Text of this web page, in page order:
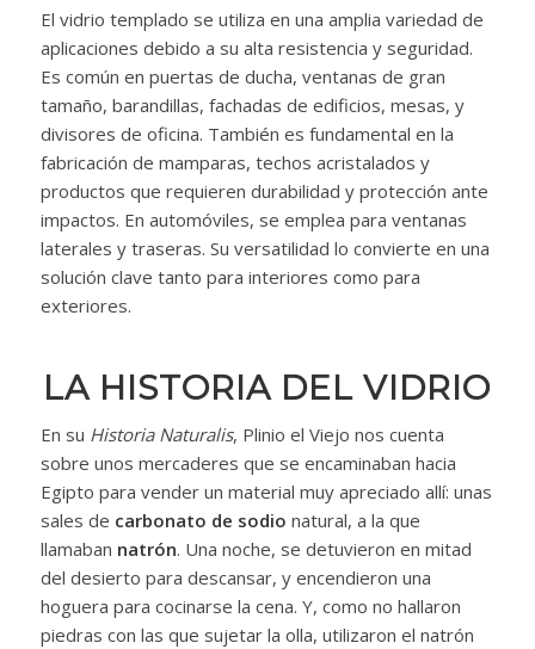
El vidrio templado se utiliza en una amplia variedad de
aplicaciones debido a su alta resistencia y seguridad.
Es común en puertas de ducha, ventanas de gran
tamaño, barandillas, fachadas de edificios, mesas, y
divisores de oficina. También es fundamental en la
fabricación de mamparas, techos acristalados y
productos que requieren durabilidad y protección ante
impactos. En automóviles, se emplea para ventanas
laterales y traseras. Su versatilidad lo convierte en una
solución clave tanto para interiores como para
exteriores.
LA HISTORIA DEL VIDRIO
En su Historia Naturalis, Plinio el Viejo nos cuenta
sobre unos mercaderes que se encaminaban hacia
Egipto para vender un material muy apreciado allí: unas
sales de carbonato de sodio natural, a la que
llamaban natrón. Una noche, se detuvieron en mitad
del desierto para descansar, y encendieron una
hoguera para cocinarse la cena. Y, como no hallaron
piedras con las que sujetar la olla, utilizaron el natrón